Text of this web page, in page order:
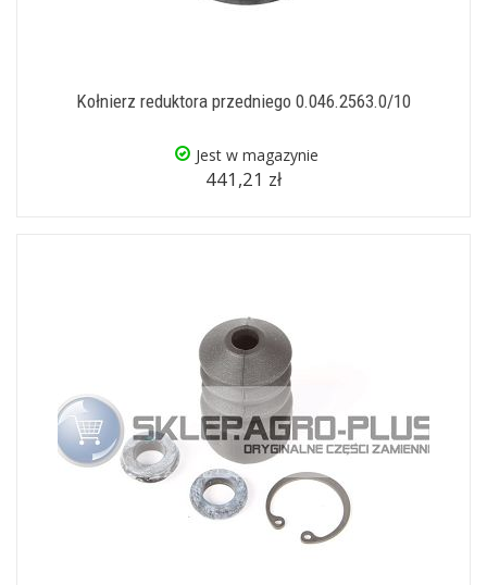
Kołnierz reduktora przedniego 0.046.2563.0/10
Jest w magazynie
441,21 zł